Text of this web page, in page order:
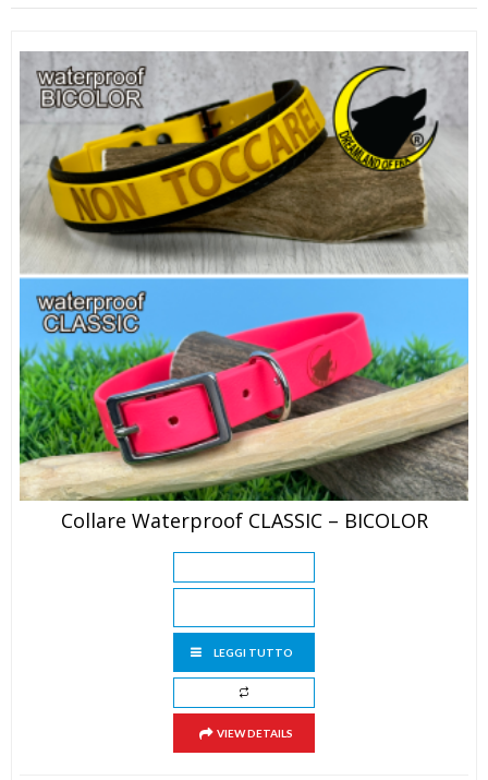
Collare Waterproof CLASSIC – BICOLOR
LEGGI TUTTO
VIEW DETAILS